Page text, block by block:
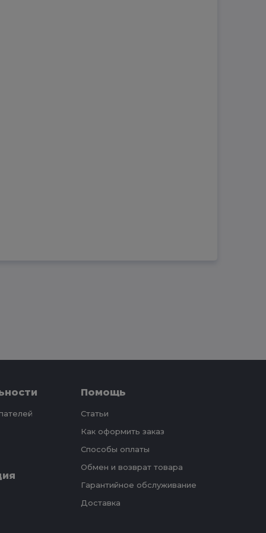
Помощь
Статьи
Как оформить заказ
Способы оплаты
Обмен и возврат товара
Гарантийное обслуживание
Доставка